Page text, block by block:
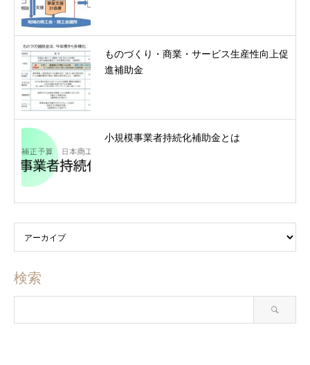
ものづくり・商業・サービス生産性向上促
進補助金
小規模事業者持続化補助金とは
検索